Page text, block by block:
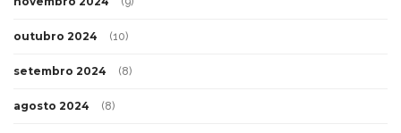
outubro 2024 (10)
setembro 2024 (8)
agosto 2024 (8)